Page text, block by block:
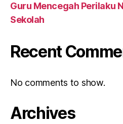
Guru Mencegah Perilaku
Sekolah
Recent
No comments to show.
Archives